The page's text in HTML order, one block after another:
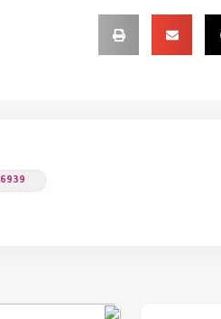
6939